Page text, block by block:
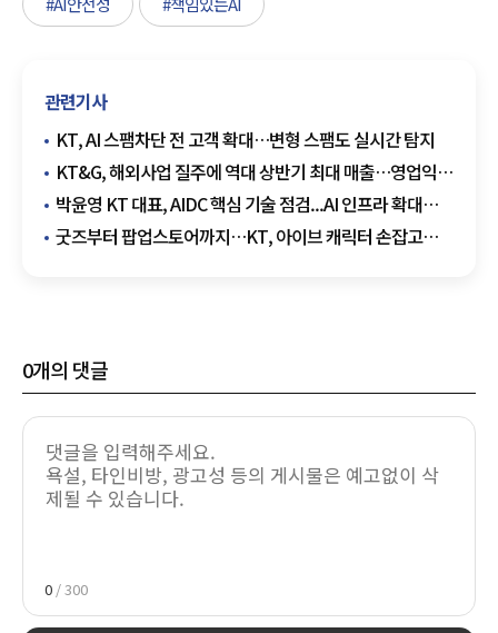
관련기사
KT, AI 스팸차단 전 고객 확대…변형 스팸도 실시간 탐지
KT&G, 해외사업 질주에 역대 상반기 최대 매출…영업익
4분기 연속 두 자릿수 성장
박윤영 KT 대표, AIDC 핵심 기술 점검...AI 인프라 확대
박차
굿즈부터 팝업스토어까지…KT, 아이브 캐릭터 손잡고
0개의 댓글
0 / 300